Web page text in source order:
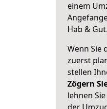
einem
Hab & Gut.
Wenn Sie
zuerst
stellen
Zögern
lehnen